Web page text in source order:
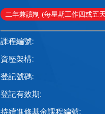
二年兼讀制 (每星期工作四或五
課程編號:
資歷架構:
登記號碼:
登記有效期:
持續進修基金課程編號: